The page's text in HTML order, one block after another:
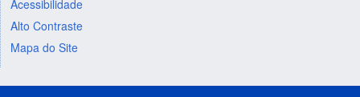
Acessibilidade
Alto Contraste
Mapa do Site